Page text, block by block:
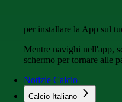
per installare la App sul
Mentre navighi nell'app,
schermo per tornare alle
Notizie Calcio
Calcio Italiano